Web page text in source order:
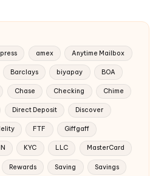
amex Anytime Mailbox
Barclays biyapay BOA
Chase Checking Chime
Direct Deposit Discover
FTF Giffgaff
KYC LLC MasterCard
Rewards Saving Savings